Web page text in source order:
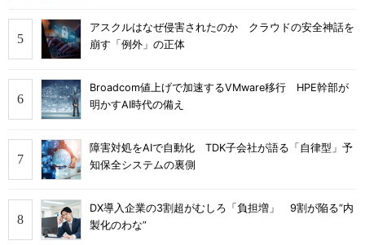
アスクルはなぜ侵害されたのか クラウドの安全神話を
崩す「例外」の正体
Broadcom値上げで加速するVMware移行 HPE幹部が
明かすAI時代の備え
障害対処をAIで自動化 TDK子会社が語る「自律型」予
知保全システムの裏側
DX導入企業の3割超がむしろ「負担増」 9割が陥る“内
製化のわな”